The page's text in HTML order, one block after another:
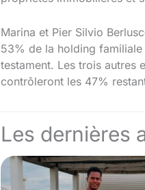
Marina et Pier Silvio
53% de la holding familiale
testament. Les trois autres
contrôleront les 47%
Les dernières